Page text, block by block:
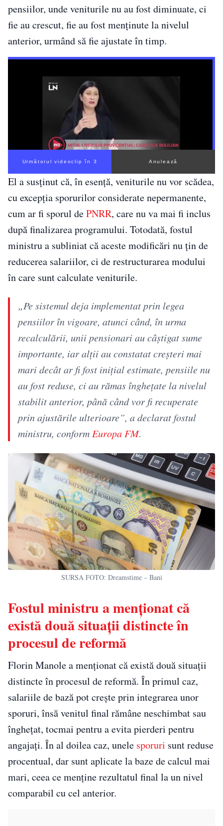
pensiilor, unde veniturile nu au fost diminuate, ci
fie au crescut, fie au fost menținute la nivelul
anterior, urmând să fie ajustate în timp.
Următorul videoclip în 2 Anulează
El a susținut că, în esență, veniturile nu vor scădea,
cu excepția sporurilor considerate nepermanente,
cum ar fi sporul dePNRR, care nu va mai fi inclus
după finalizarea programului. Totodată, fostul
ministru a subliniat că aceste modificări nu țin de
reducerea salariilor, ci de restructurarea modului
în care sunt calculate veniturile.
„Pe sistemul deja implementat prin legea
pensiilor în vigoare, atunci când, în urma
recalculării, unii pensionari au câștigat sume
importante, iar alții au constatat creșteri mai
mari decât ar fi fost inițial estimate, pensiile nu
au fost reduse, ci au rămas înghețate la nivelul
stabilit anterior, până când vor fi recuperate
prin ajustările ulterioare”, a declarat fostul
ministru, conform Europa FM.
SURSA FOTO: Dreamstime – Bani
Fostul ministru a menționat că
există două situații distincte în
procesul de reformă
Florin Manole a menționat că există două situații
distincte în procesul de reformă. În primul caz,
salariile de bază pot crește prin integrarea unor
sporuri, însă venitul final rămâne neschimbat sau
înghețat, tocmai pentru a evita pierderi pentru
angajați. În al doilea caz, unele sporuri sunt reduse
procentual, dar sunt aplicate la baze de calcul mai
mari, ceea ce menține rezultatul final la un nivel
comparabil cu cel anterior.